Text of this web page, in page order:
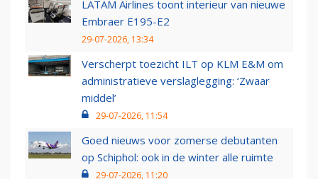
LATAM Airlines toont interieur van nieuwe
Embraer E195-E2
29-07-2026, 13:34
Verscherpt toezicht ILT op KLM E&M om
administratieve verslaglegging: ‘Zwaar
middel’
29-07-2026, 11:54
Goed nieuws voor zomerse debutanten
op Schiphol: ook in de winter alle ruimte
29-07-2026, 11:20